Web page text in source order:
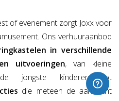
of evenement zorgt Joxx voor
Ons verhuuraanbod
in verschillende
uitvoeringen, van kleine
de jongste kinderen tot
die meteen de aandacht